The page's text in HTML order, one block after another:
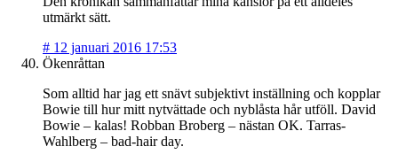
utmärkt sätt.
# 12 januari 2016 17:53
Ökenråttan
Som alltid har jag ett snävt subjektivt inställning och kopplar
Bowie till hur mitt nytvättade och nyblåsta hår utföll. David
Bowie – kalas! Robban Broberg – nästan OK. Tarras-
Wahlberg – bad-hair day.